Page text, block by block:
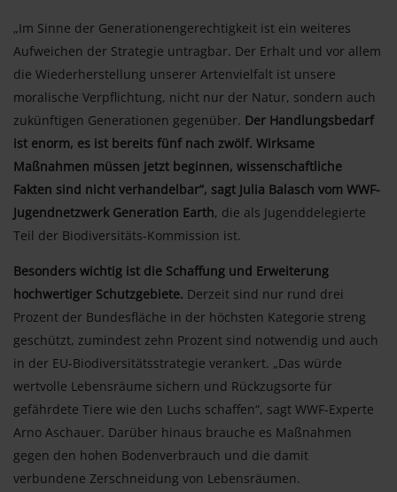
„Im Sinne der Generationengerechtigkeit ist ein weiteres
Aufweichen der Strategie untragbar. Der Erhalt und vor allem
die Wiederherstellung unserer Artenvielfalt ist unsere
moralische Verpflichtung, nicht nur der Natur, sondern auch
zukünftigen Generationen gegenüber. Der Handlungsbedarf
ist enorm, es ist bereits fünf nach zwölf. Wirksame
Maßnahmen müssen jetzt beginnen, wissenschaftliche
Fakten sind nicht verhandelbar”, sagt Julia Balasch vom WWF-
Jugendnetzwerk Generation Earth, die als Jugenddelegierte
Teil der Biodiversitäts-Kommission ist.
Besonders wichtig ist die Schaffung und Erweiterung
hochwertiger Schutzgebiete. Derzeit sind nur rund drei
Prozent der Bundesfläche in der höchsten Kategorie streng
geschützt, zumindest zehn Prozent sind notwendig und auch
in der EU-Biodiversitätsstrategie verankert. „Das würde
wertvolle Lebensräume sichern und Rückzugsorte für
gefährdete Tiere wie den Luchs schaffen“, sagt WWF-Experte
Arno Aschauer. Darüber hinaus brauche es Maßnahmen
gegen den hohen Bodenverbrauch und die damit
verbundene Zerschneidung von Lebensräumen.